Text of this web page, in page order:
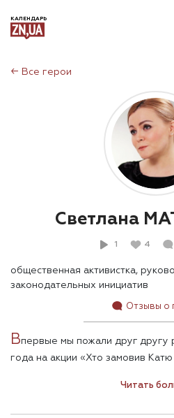
КАЛЕНДАРЬ
← Все герои
Светлана
1 4
общественная активистка,
законодательных инициатив
Отзывы о
Впервые мы пожали друг другу
года на акции «Хто замовив
вышел. И почти два месяца
Читать